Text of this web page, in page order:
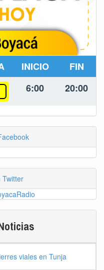
INICIO FIN
6:00 20:00
Twitter
viales en Tunja